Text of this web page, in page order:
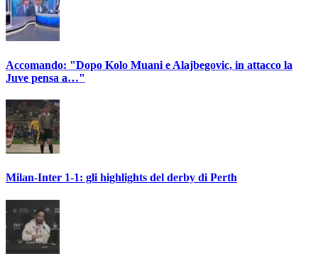
Accomando: "Dopo Kolo Muani e Alajbegovic, in attacco la
Juve pensa a…"
Milan-Inter 1-1: gli highlights del derby di Perth